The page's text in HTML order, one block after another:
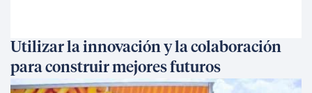
Utilizar la innovación y la colaboración
para construir mejores futuros